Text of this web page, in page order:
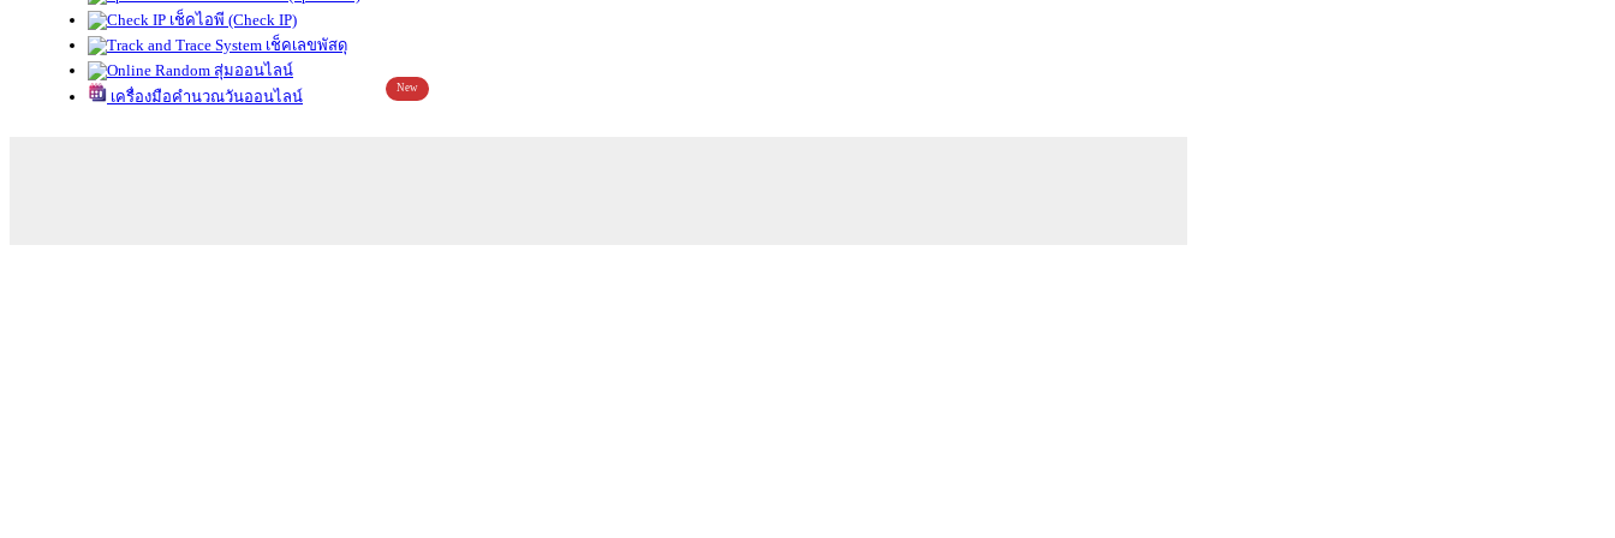
เช็คไอพี (Check IP)
เช็คเลขพัสดุ
สุ่มออนไลน์
เครื่องมือคำนวณวันออนไลน์
New